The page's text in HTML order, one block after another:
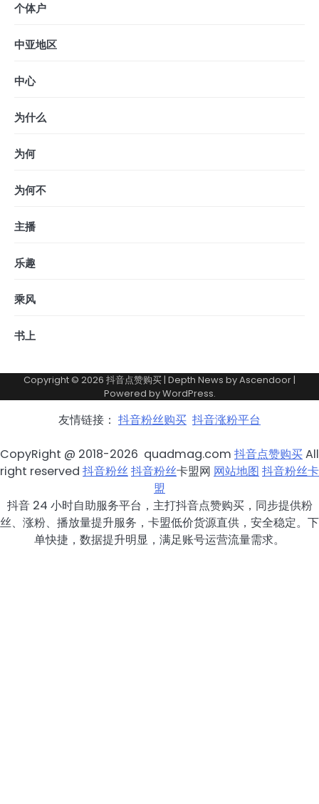
个体户
中亚地区
中心
为什么
为何
为何不
主播
乐趣
乘风
书上
Copyright © 2026 抖音点赞购买| Depth News byAscendoor|
Powered byWordPress.
友情链接： 抖音粉丝购买 抖音涨粉平台
CopyRight @ 2018-2026 quadmag.com 抖音点赞购买All
right reserved 抖音粉丝抖音粉丝卡盟网 网站地图 抖音粉丝卡
盟
抖音 24 小时自助服务平台，主打抖音点赞购买，同步提供粉
丝、涨粉、播放量提升服务，卡盟低价货源直供，安全稳定。下
单快捷，数据提升明显，满足账号运营流量需求。